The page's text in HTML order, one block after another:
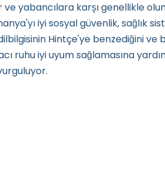
yabancılara karşı genellikle
iyi sosyal güvenlik, sağlık
Hintçe'ye benzediğini ve
ruhu iyi uyum sağlamasına